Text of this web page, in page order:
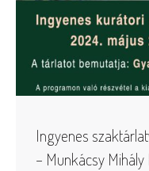
Ingyenes
– Munkácsy